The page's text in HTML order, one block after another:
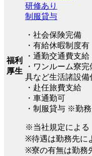
福利
厚生
研修あり
制服貸与
・社会保険完備
・有給休暇制度有
・通勤交通費支給
・ワンルーム寮
具など生活諸設備
・赴任旅費支給
・車通勤可
・制服貸与 ※勤
※当社規定による
※待遇は勤務先に
※寮の有無は勤務